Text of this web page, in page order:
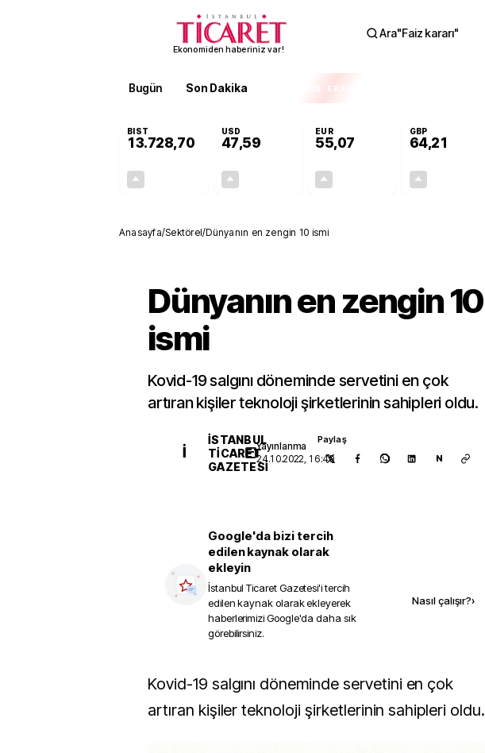
Ekonomiden haberiniz var!
Ara"Faiz kararı"
Bugün Son Dakika EKSTRA
BIST
13.728,70
USD
47,59
EUR
55,07
GBP
64,21
Anasayfa/Sektörel/Dünyanın en zengin 10 ismi
Dünyanın en zengin 10
ismi
Kovid-19 salgını döneminde servetini en çok
artıran kişiler teknoloji şirketlerinin sahipleri oldu.
İ
İSTANBUL
TICARET
GAZETESI
Yayınlanma
24.10.2022, 16:49
Paylaş
N
Google'da bizi tercih
edilen kaynak olarak
ekleyin
İstanbul Ticaret Gazetesi'i tercih
edilen kaynak olarak ekleyerek
haberlerimizi Google'da daha sık
görebilirsiniz.
Nasıl çalışır?›
Kovid-19 salgını döneminde servetini en çok
artıran kişiler teknoloji şirketlerinin sahipleri oldu.